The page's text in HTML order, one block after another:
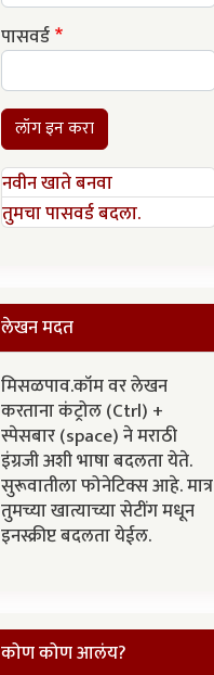
पासवर्ड
लॉग इन करा
नवीन खाते बनवा
तुमचा पासवर्ड बदला.
लेखन मदत
मिसळपाव.कॉम वर लेखन
करताना कंट्रोल (Ctrl) +
स्पेसबार (space) ने मराठी
इंग्रजी अशी भाषा बदलता येते.
सुरूवातीला फोनेटिक्स आहे. मात्र
तुमच्या खात्याच्या सेटींग मधून
इनस्क्रीप्ट बदलता येईल.
कोण कोण आलंय?